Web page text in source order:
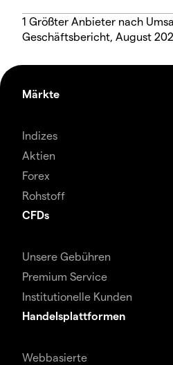
1 Größter Anbieter nach
Geschäftsbericht, August
Märkte
Indizes
Aktien
Forex
Rohstoff
CFDs
Unsere Gebühren
Premium Service
Institutionelle Kunden
Handelsplattformen
Webbasierte